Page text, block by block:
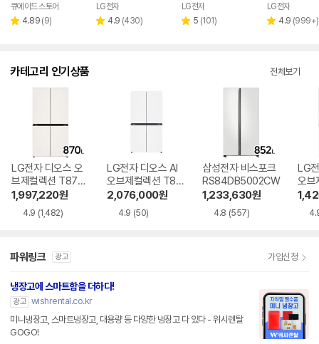
큐에이드 스토어
별 4.89 리
(9)
LG전자
별 4.9 리
(430)
LG전자
별 5 리
(101)
LG전자
별 4.9 리
(999+)
카테고리 인기상품 전체보기
LG전자 디오스 오
브제컬렉션 T873
MEE111
1,997,220원
4.9 (1,482)
LG전자 디오스 AI
오브제컬렉션 T87
6MQQ1H1
2,076,000원
4.9 (50)
삼성전자 비스포크
RS84DB5002CW
1,233,630원
4.8 (557)
LG
오브
파워링크 광고 가입신청
냉장고에 스마트함을 더하다!
광고 wishrental.co.kr
미니냉장고, 스마트냉장고, 대용량 등 다양한 냉장고 다 있다 - 위시렌탈
GOGO!